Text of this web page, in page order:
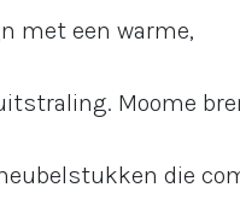
met een warme,
Moome
die